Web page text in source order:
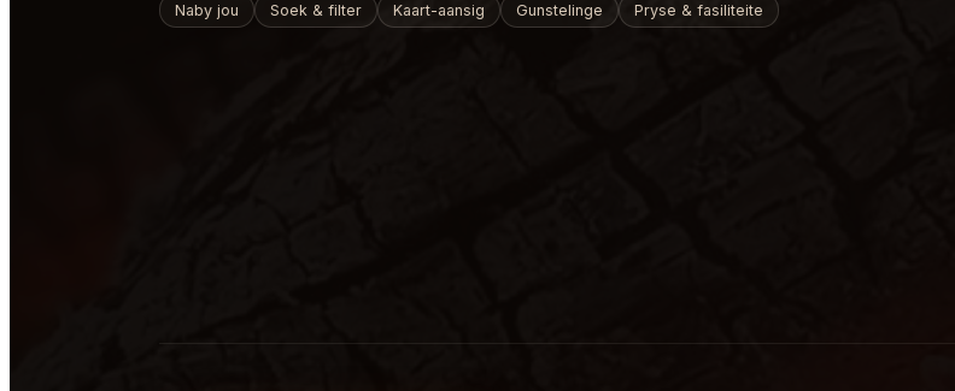
Naby jou Soek & filter Kaart-aansig Gunstelinge Pryse & fasiliteite